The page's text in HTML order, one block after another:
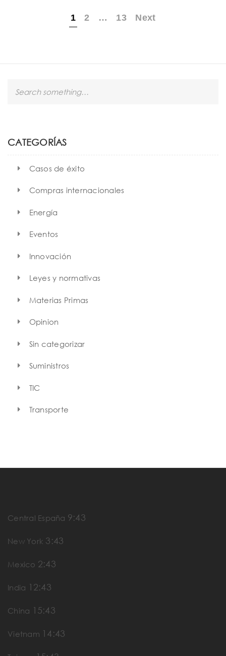
1 2 … 13 Next
h
CATEGORÍAS
Casos de éxito
Compras internacionales
Energía
Eventos
Innovación
Leyes y normativas
Materias Primas
Opinion
Sin categorizar
Suministros
TIC
Transporte
Central España 9:43
New York 3:43
Mexico 2:43
India 12:43
China 15:43
Vietnam 14:43